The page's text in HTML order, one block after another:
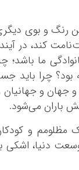
زنجان
سمنان
سیستان و
فارس
قزوین
کردستان
رنگ و بوی
کند، در
ما باشد؛
چرا باید
و جهانیان
باران می‌شود.
مظلومم و
دنیا، اشکی